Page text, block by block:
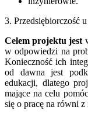
3. Przedsiębiorczość
Celem projektu jest
w odpowiedzi na
Konieczność ich
od dawna jest
edukacji, dlatego
mające na celu
się o pracę na równi